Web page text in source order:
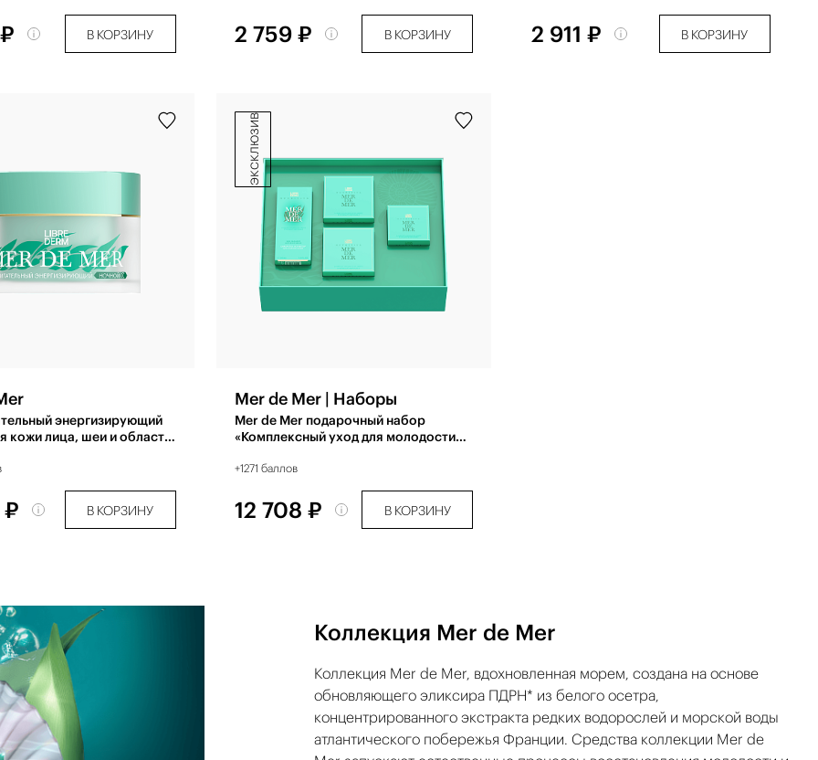
В КОРЗИНУ 2 759 ₽ В КОРЗИНУ 2 911 ₽ В КОРЗИНУ
энергизирующий
кожи лица, шеи и области
В КОРЗИНУ
Mer de Mer | Наборы
Mer de Mer подарочный набор
«Комплексный уход для молодости
+1271 баллов
12 708 ₽ В КОРЗИНУ
эксклюзив
Коллекция Mer de Mer
Коллекция Mer de Mer, вдохновленная морем, создана на основе
обновляющего эликсира ПДРН* из белого осетра,
концентрированного экстракта редких водорослей и морской воды
атлантического побережья Франции. Средства коллекции Mer de